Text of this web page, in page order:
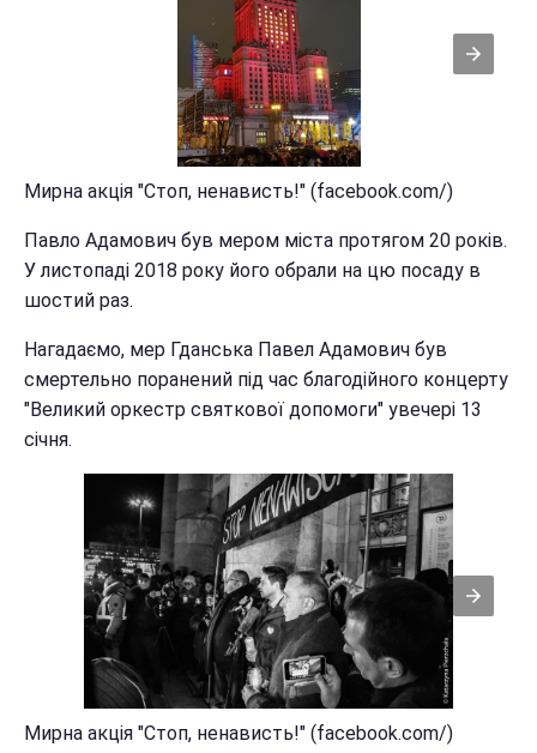
Мирна акція "Стоп, ненависть!" (facebook.com/)
Павло Адамович був мером міста протягом 20 років.
У листопаді 2018 року його обрали на цю посаду в
шостий раз.
Нагадаємо, мер Гданська Павел Адамович був
смертельно поранений під час благодійного концерту
"Великий оркестр святкової допомоги" увечері 13
січня.
Мирна акція "Стоп, ненависть!" (facebook.com/)